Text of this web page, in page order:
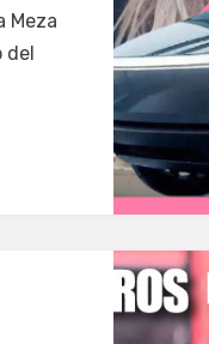
Meza
del